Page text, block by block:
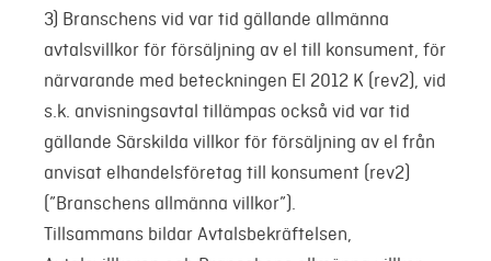
3) Branschens vid var tid gällande allmänna
avtalsvillkor för försäljning av el till konsument, för
närvarande med beteckningen El 2012 K (rev2), vid
s.k. anvisningsavtal tillämpas också vid var tid
gällande Särskilda villkor för försäljning av el från
anvisat elhandelsföretag till konsument (rev2)
(”Branschens allmänna villkor”).
Tillsammans bildar Avtalsbekräftelsen,